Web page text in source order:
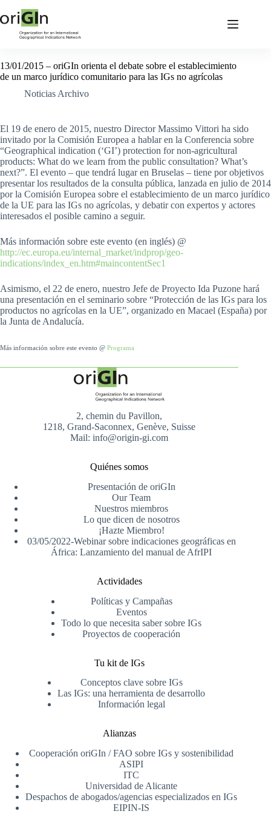
13/01/2015 – oriGIn orienta el debate sobre el establecimiento
de un marco jurídico comunitario para las IGs no agrícolas
Noticias Archivo
El 19 de enero de 2015, nuestro Director Massimo Vittori ha sido
invitado por la Comisión Europea a hablar en la Conferencia sobre
“Geographical indication (‘GI’) protection for non-agricultural
products: What do we learn from the public consultation? What’s
next?”. El evento – que tendrá lugar en Bruselas – tiene por objetivos
presentar los resultados de la consulta pública, lanzada en julio de 2014
por la Comisión Europea sobre el establecimiento de un marco jurídico
de la UE para las IGs no agrícolas, y debatir con expertos y actores
interesados el posible camino a seguir.
Más información sobre este evento (en inglés) @
http://ec.europa.eu/internal_market/indprop/geo-
indications/index_en.htm#maincontentSec1
Asimismo, el 22 de enero, nuestro Jefe de Proyecto Ida Puzone hará
una presentación en el seminario sobre “Protección de las IGs para los
productos no agrícolas en la UE”, organizado en Macael (España) por
la Junta de Andalucía.
Más información sobre este evento @ Programa
2, chemin du Pavillon,
1218, Grand-Saconnex, Genève, Suisse
Mail: info@origin-gi.com
Quiénes somos
Presentación de oriGIn
Our Team
Nuestros miembros
Lo que dicen de nosotros
¡Hazte Miembro!
03/05/2022-Webinar sobre indicaciones geográficas en
África: Lanzamiento del manual de AfrIPI
Actividades
Políticas y Campañas
Eventos
Todo lo que necesita saber sobre IGs
Proyectos de cooperación
Tu kit de IGs
Conceptos clave sobre IGs
Las IGs: una herramienta de desarrollo
Información legal
Alianzas
Cooperación oriGIn / FAO sobre IGs y sostenibilidad
ASIPI
ITC
Universidad de Alicante
Despachos de abogados/agencias especializados en IGs
EIPIN-IS